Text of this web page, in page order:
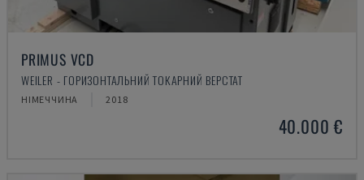
PRIMUS VCD
WEILER - ГОРИЗОНТАЛЬНИЙ ТОКАРНИЙ ВЕРСТАТ
НІМЕЧЧИНА 2018
40.000 €